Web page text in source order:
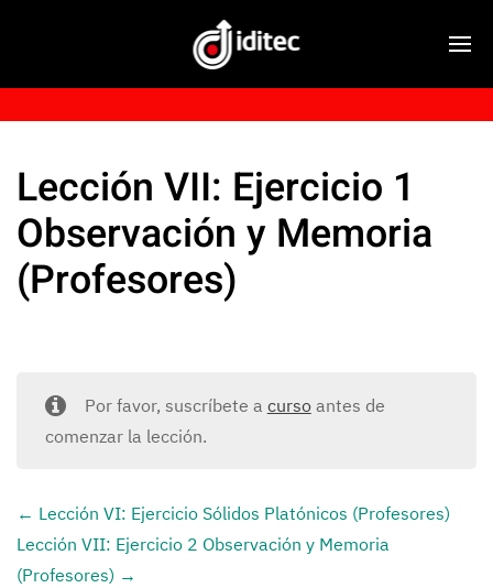
Lección VII: Ejercicio 1
Observación y Memoria
(Profesores)
Por favor, suscríbete a cursoantes de
comenzar la lección.
Lección VI: Ejercicio Sólidos Platónicos (Profesores)
Lección VII: Ejercicio 2 Observación y Memoria
(Profesores)